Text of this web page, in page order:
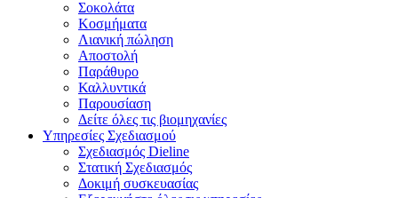
Σοκολάτα
Κοσμήματα
Λιανική πώληση
Αποστολή
Παράθυρο
Καλλυντικά
Παρουσίαση
Δείτε όλες τις βιομηχανίες
Υπηρεσίες Σχεδιασμού
Σχεδιασμός Dieline
Στατική Σχεδιασμός
Δοκιμή συσκευασίας